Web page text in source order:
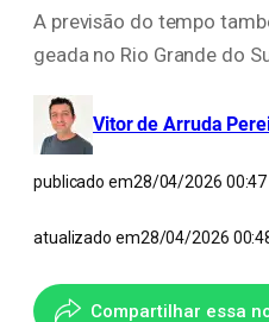
A previsão do tempo
geada no Rio Grande do
Vitor de Arruda
publicado em28/04/2026 00:47
atualizado em28/04/2026
Compartilhar essa